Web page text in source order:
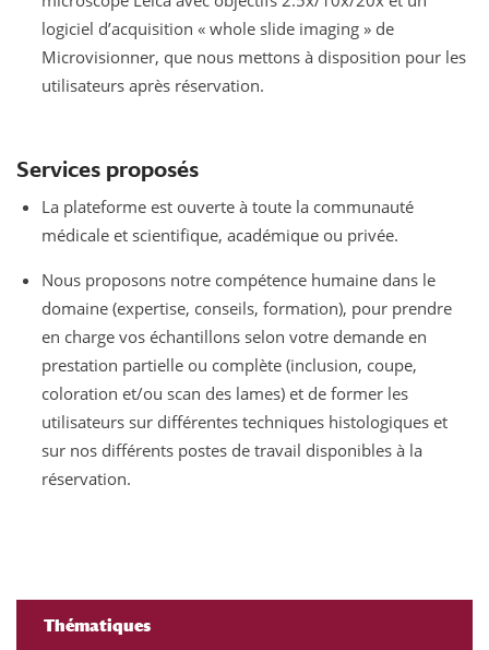
logiciel d’acquisition « whole slide imaging » de
Microvisionner, que nous mettons à disposition pour les
utilisateurs après réservation.
Services proposés
La plateforme est ouverte à toute la communauté
médicale et scientifique, académique ou privée.
Nous proposons notre compétence humaine dans le
domaine (expertise, conseils, formation), pour prendre
en charge vos échantillons selon votre demande en
prestation partielle ou complète (inclusion, coupe,
coloration et/ou scan des lames) et de former les
utilisateurs sur différentes techniques histologiques et
sur nos différents postes de travail disponibles à la
réservation.
Thématiques